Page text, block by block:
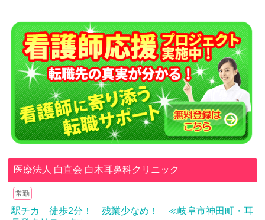
医療法人 白直会 白木耳鼻科クリニック
常勤
駅チカ 徒歩2分！ 残業少なめ！ ≪岐阜市神田町・耳